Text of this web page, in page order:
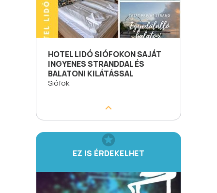
HOTEL LIDÓ SIÓFOKON SAJÁT
INGYENES STRANDDAL ÉS
BALATONI KILÁTÁSSAL
Siófok
EZ IS ÉRDEKELHET